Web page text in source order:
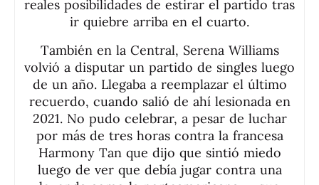
reales posibilidades de estirar el partido tras
ir quiebre arriba en el cuarto.
También en la Central, Serena Williams
volvió a disputar un partido de singles luego
de un año. Llegaba a reemplazar el último
recuerdo, cuando salió de ahí lesionada en
2021. No pudo celebrar, a pesar de luchar
por más de tres horas contra la francesa
Harmony Tan que dijo que sintió miedo
luego de ver que debía jugar contra una